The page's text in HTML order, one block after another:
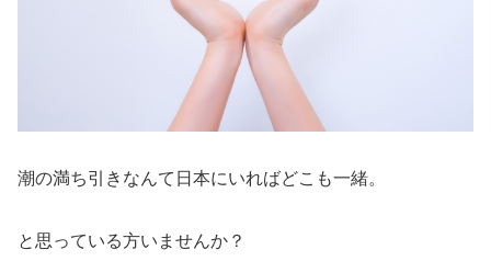
潮の満ち引きなんて日本にいればどこも一緒。
と思っている方いませんか？